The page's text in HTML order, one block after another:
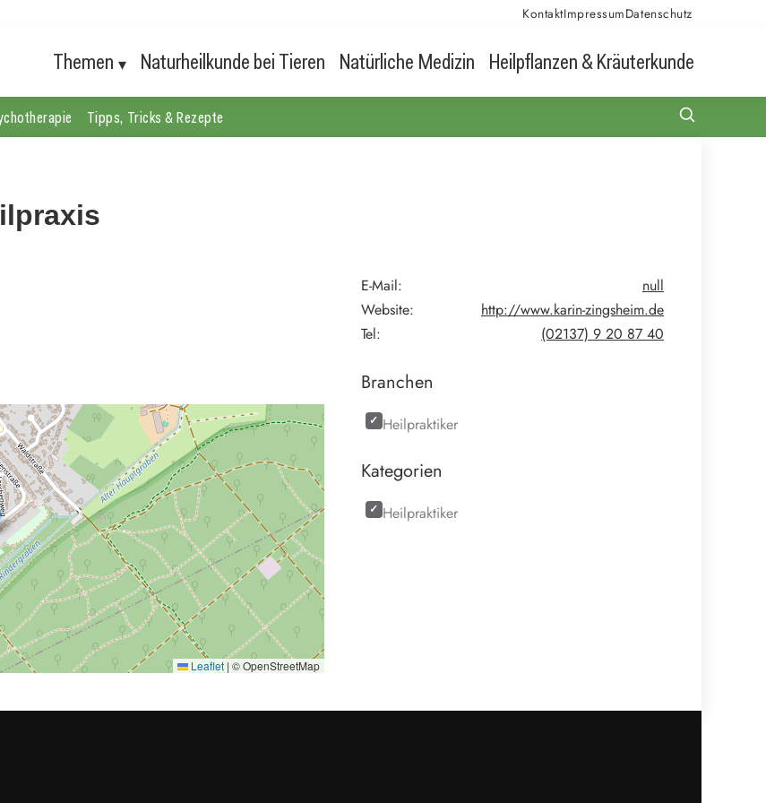
KontaktImpressumDatenschutz
Themen Naturheilkunde bei Tieren Natürliche Medizin Heilpflanzen & Kräuterkunde
Tipps, Tricks & Rezepte
Leaflet | © OpenStreetMap
E-Mail:
null
Website:
http://www.karin-zingsheim.de
Tel:
(02137) 9 20 87 40
Branchen
Heilpraktiker
Kategorien
Heilpraktiker